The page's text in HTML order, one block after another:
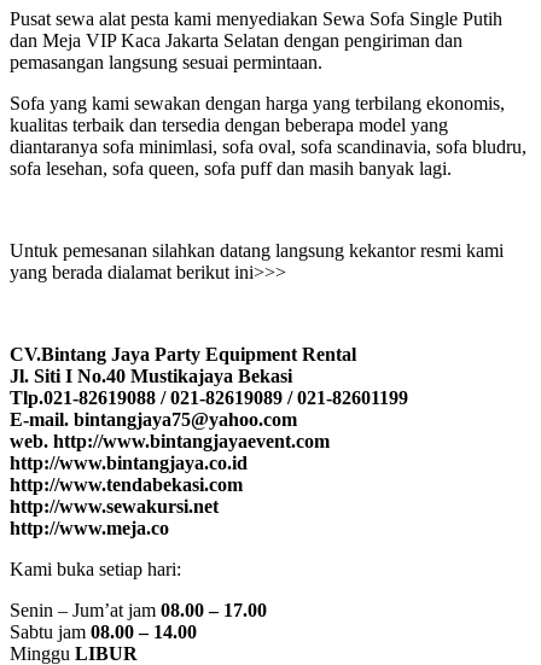
Pusat sewa alat pesta kami menyediakan Sewa Sofa Single Putih
dan Meja VIP Kaca Jakarta Selatan dengan pengiriman dan
pemasangan langsung sesuai permintaan.
Sofa yang kami sewakan dengan harga yang terbilang ekonomis,
kualitas terbaik dan tersedia dengan beberapa model yang
diantaranya sofa minimlasi, sofa oval, sofa scandinavia, sofa bludru,
sofa lesehan, sofa queen, sofa puff dan masih banyak lagi.
Untuk pemesanan silahkan datang langsung kekantor resmi kami
yang berada dialamat berikut ini>>>
CV.Bintang Jaya Party Equipment Rental
Jl. Siti I No.40 Mustikajaya Bekasi
Tlp.021-82619088 / 021-82619089 / 021-82601199
E-mail. bintangjaya75@yahoo.com
web. http://www.bintangjayaevent.com
http://www.bintangjaya.co.id
http://www.tendabekasi.com
http://www.sewakursi.net
http://www.meja.co
Kami buka setiap hari:
Senin – Jum’at jam 08.00 – 17.00
Sabtu jam 08.00 – 14.00
Minggu LIBUR